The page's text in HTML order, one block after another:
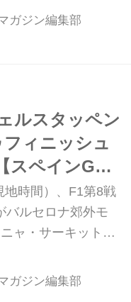
ンガリー、ベルギ
プリはひとつの大
晴れが交互に訪
、マックス・フェ
ドブル）が勝負ど
、ランド・ノリ
セル（メルセデ
勝。今季6勝目を
ッドブルにはシー
な圧倒的な速さは
レスがリタイアと
ガジン編集部
ルスタッペン
ィニッシュ
スペインGP
地時間）、F1第8戦
バルセロナ郊外モ
ャ・サーキットで
ルのマックス・フ
勝。2位にはメル
ミルトン、3位に
ガジン編集部